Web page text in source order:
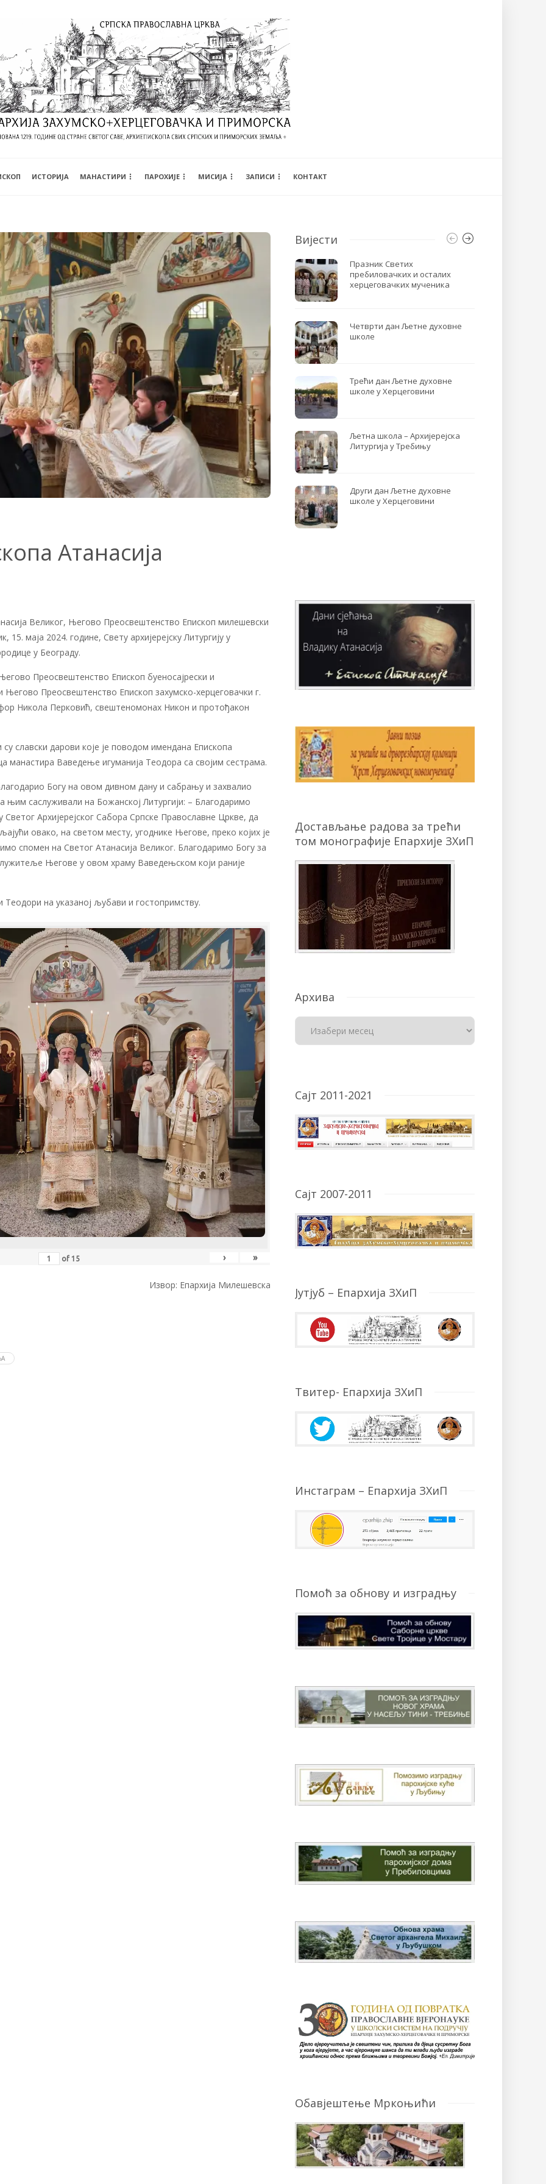
ИСТОРИЈА МАНАСТИРИ ПАРОХИЈЕ МИСИЈА ЗАПИСИ КОНТАКТ
Атанасија
Великог, Његово Преосвештенство Епископ милешевски
15. маја 2024. године, Свету архијерејску Литургију у
у Београду.
Преосвештенство Епископ буеносајрески и
Његово Преосвештенство Епископ захумско-херцеговачки г.
Никола Перковић, свештеномонах Никон и протођакон
славски дарови које је поводом имендана Епископа
манастира Ваведење игуманија Теодора са својим сестрама.
Богу на овом дивном дану и сабрању и захвалио
њим саслуживали на Божанској Литургији: – Благодаримо
Светог Архијерејског Сабора Српске Православне Цркве, да
овако, на светом месту, угоднике Његове, преко којих је
спомен на Светог Атанасија Великог. Благодаримо Богу за
Његове у овом храму Ваведењском који раније
Теодори на указаној љубави и гостопримству.
of 15 › »
Извор: Епархија Милешевска
Вијести
Празник Светих
пребиловачких и осталих
херцеговачких мученика
Четврти дан Љетне духовне
школе
Трећи дан Љетне духовне
школе у Херцеговини
Љетна школа – Архијерејска
Литургија у Требињу
Други дан Љетне духовне
школе у Херцеговини
Достављање радова за трећи
том монографије Епархије ЗХиП
Архива
Сајт 2011-2021
Сајт 2007-2011
Јутјуб – Епархија ЗХиП
Твитер- Епархија ЗХиП
Инстаграм – Епархија ЗХиП
Помоћ за обнову и изградњу
Обавјештење Мркоњићи